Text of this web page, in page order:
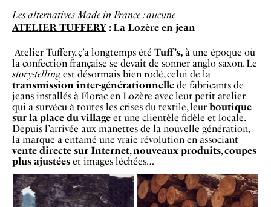
Les alternatives Made in France : aucune
ATELIER TUFFERY : La Lozère en jean
Atelier Tuffery, ç’a longtemps été Tuff’s, à une époque où
la confection française se devait de sonner anglo-saxon. Le
story-tellingest désormais bien rodé, celui de la
transmission inter-générationnelle de fabricants de
jeans installés à Florac en Lozère avec leur petit atelier
qui a survécu à toutes les crises du textile, leur boutique
sur la place du village et une clientèle fidèle et locale.
Depuis l’arrivée aux manettes de la nouvelle génération,
la marque a entamé une vraie révolution en associant
vente directe sur Internet,nouveaux produits,coupes
plus ajustées et images léchées…